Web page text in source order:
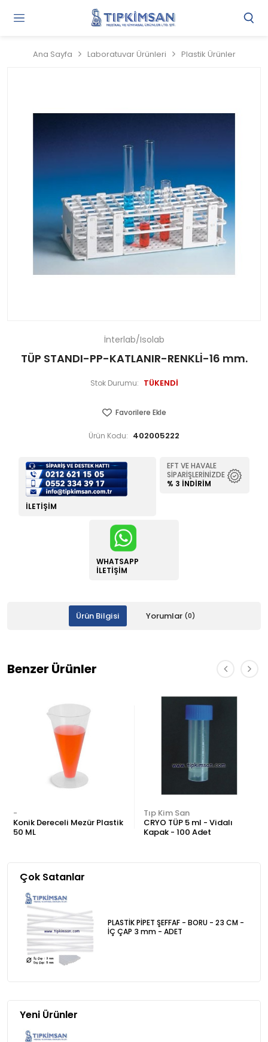
Ana Sayfa Laboratuvar Ürünleri Plastik Ürünler
İnterlab/Isolab
TÜP STANDI-PP-KATLANIR-RENKLİ-16 mm.
Stok Durumu: TÜKENDİ
Favorilere Ekle
Ürün Kodu: 402005222
İLETIŞIM
EFT VE HAVALE
SIPARIŞLERINIZDE
% 3 İNDIRIM
WHATSAPP
İLETIŞIM
Ürün Bilgisi Yorumlar (0)
Benzer Ürünler
-
Konik Dereceli Mezür Plastik
50 ML
Tıp Kim San
CRYO TÜP 5 ml - Vidalı
Kapak - 100 Adet
Çok Satanlar
PLASTİK PİPET ŞEFFAF - BORU - 23 CM -
İÇ ÇAP 3 mm - ADET
Yeni Ürünler